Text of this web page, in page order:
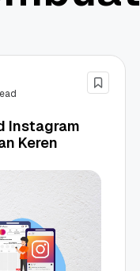
Instagram
Keren